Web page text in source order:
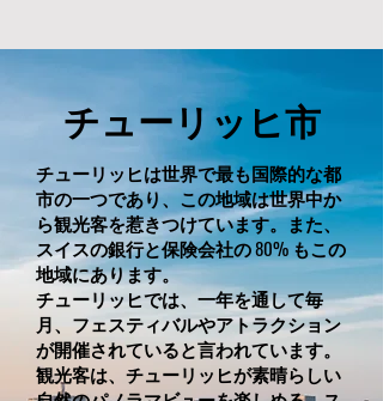
チューリッヒ市
チューリッヒは世界で最も国際的な都
市の一つであり、この地域は世界中か
ら観光客を惹きつけています。また、
スイスの銀行と保険会社の 80% もこの
地域にあります。
チューリッヒでは、一年を通して毎
月、フェスティバルやアトラクション
が開催されていると言われています。
観光客は、チューリッヒが素晴らしい